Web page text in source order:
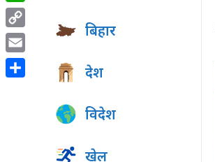
बिहार
देश
विदेश
खेल
WhatsApp
Copy
Link
Email